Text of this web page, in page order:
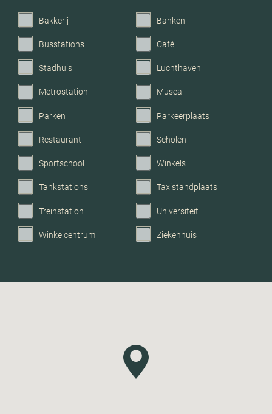
Parkeerfaciliteiten Openbaar parkeren
Garage
Bakkerij Banken
Busstations Café
Stadhuis Luchthaven
Metrostation Musea
Parken Parkeerplaats
Restaurant Scholen
Sportschool Winkels
Tankstations Taxistandplaats
Treinstation Universiteit
Winkelcentrum Ziekenhuis